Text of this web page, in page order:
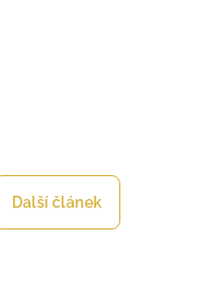
Další článek